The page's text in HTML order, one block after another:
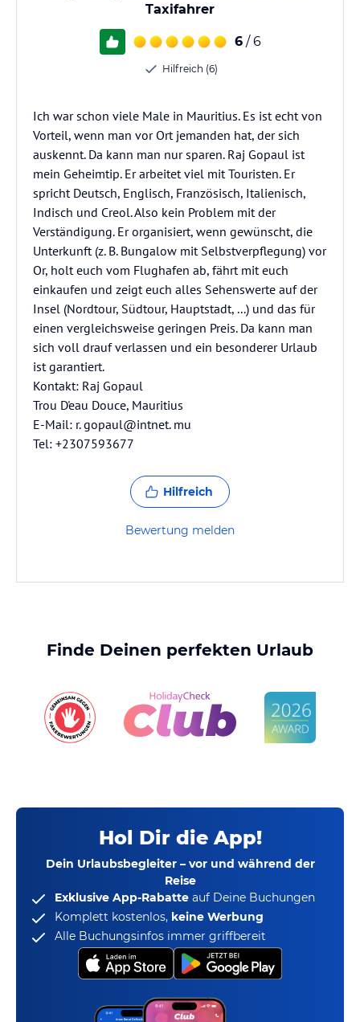
Taxifahrer
6 / 6
Hilfreich (6)
Ich war schon viele Male in Mauritius. Es ist echt von
Vorteil, wenn man vor Ort jemanden hat, der sich
auskennt. Da kann man nur sparen. Raj Gopaul ist
mein Geheimtip. Er arbeitet viel mit Touristen. Er
spricht Deutsch, Englisch, Französisch, Italienisch,
Indisch und Creol. Also kein Problem mit der
Verständigung. Er organisiert, wenn gewünscht, die
Unterkunft (z. B. Bungalow mit Selbstverpflegung) vor
Or, holt euch vom Flughafen ab, fährt mit euch
einkaufen und zeigt euch alles Sehenswerte auf der
Insel (Nordtour, Südtour, Hauptstadt, ...) und das für
einen vergleichsweise geringen Preis. Da kann man
sich voll drauf verlassen und ein besonderer Urlaub
ist garantiert.
Kontakt: Raj Gopaul
Trou D'eau Douce, Mauritius
E-Mail: r. gopaul@intnet. mu
Tel: +2307593677
Hilfreich
Bewertung melden
Finde Deinen perfekten Urlaub
Hol Dir die App!
Dein Urlaubsbegleiter – vor und während der
Reise
Exklusive App-Rabatte auf Deine Buchungen
Komplett kostenlos, keine Werbung
Alle Buchungsinfos immer griffbereit